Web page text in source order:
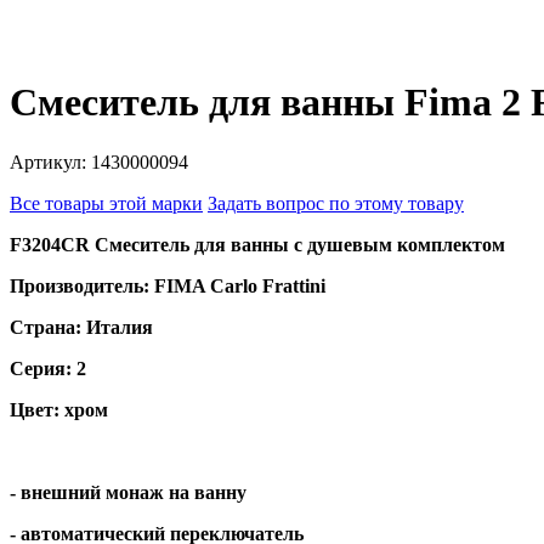
Смеситель для ванны Fima 2
Артикул: 1430000094
Все товары этой марки Задать вопрос по этому товару
F3204CR Смеситель для ванны с душевым комплектом
Производитель: FIMA Carlo Frattini
Страна: Италия
Серия: 2
Цвет: хром
- внешний монаж на ванну
- автоматический переключатель